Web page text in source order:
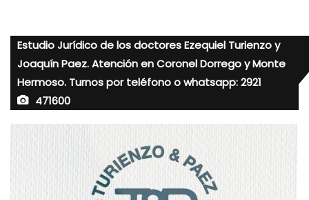
Estudio Jurídico de los doctores Ezequiel Turienzo y
Joaquín Paez. Atención en Coronel Dorrego y Monte
Hermoso. Turnos por teléfono o whatsapp: 2921
471600